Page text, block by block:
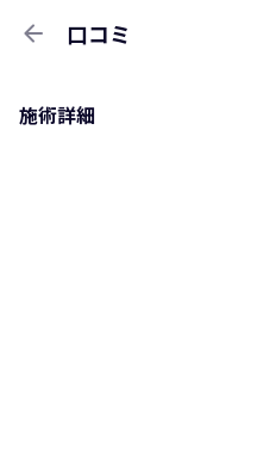
arrow_back 口コミ
施術詳細